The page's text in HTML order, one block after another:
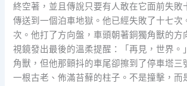
終空著，並且傳說只要有人敢在它面前失敗
傳送到一個泊車地獄。他已經失敗了十七次
次。他打了方向盤，車頭朝著銅獨角獸的方
視鏡發出最後的溫柔提醒：「再見，世界。
角獸，但他那顫抖的車尾卻擦到了停車塔三
一根古老、佈滿苔蘚的柱子。不是撞擊，而